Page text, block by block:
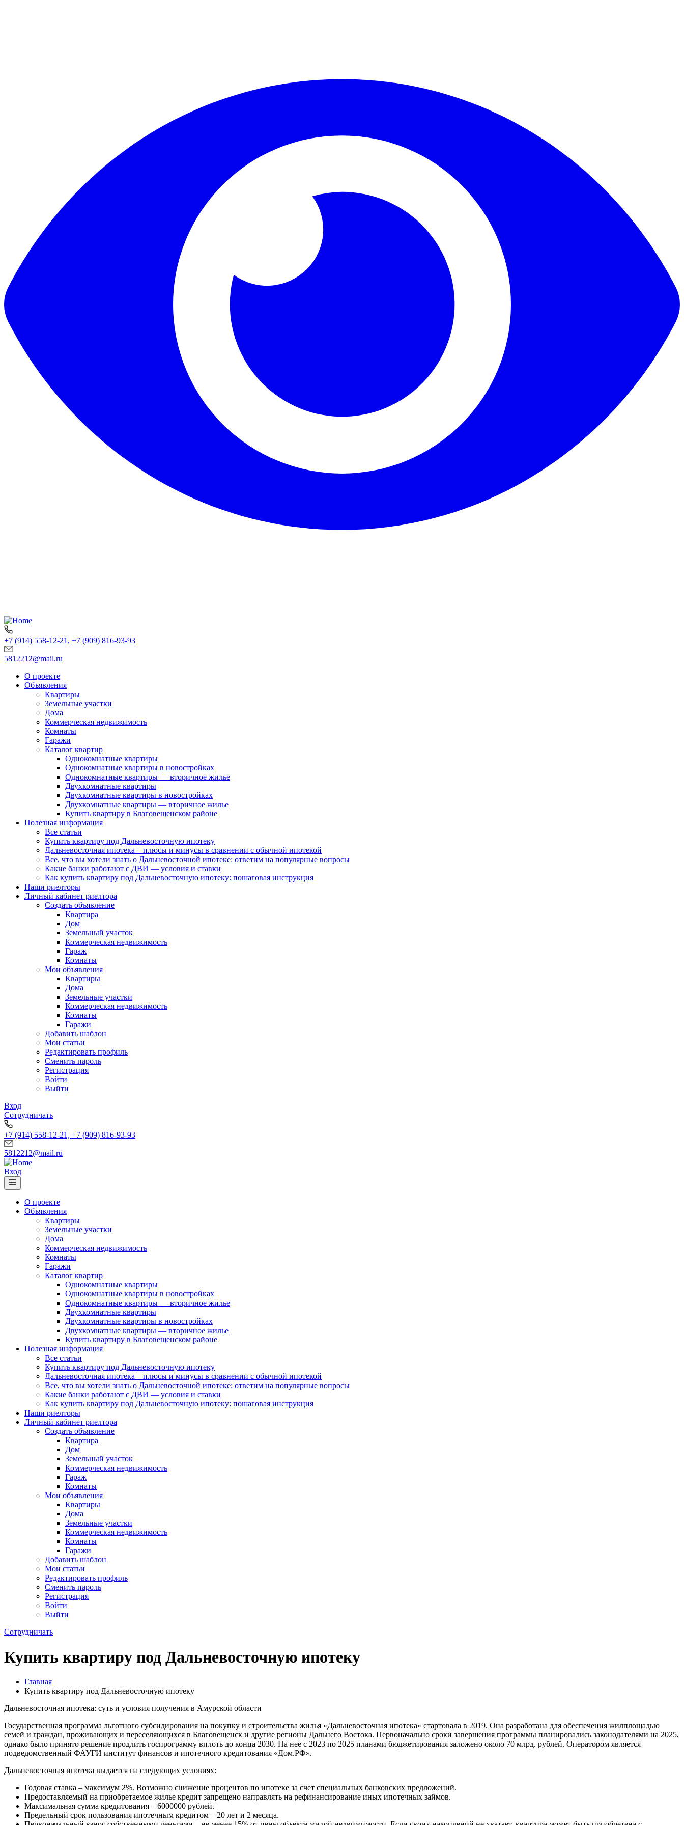
+7 (914) 558-12-21, +7 (909) 816-93-93
5812212@mail.ru
О проекте
Объявления
Квартиры
Земельные участки
Дома
Коммерческая недвижимость
Комнаты
Гаражи
Каталог квартир
Однокомнатные квартиры
Однокомнатные квартиры в новостройках
Однокомнатные квартиры — вторичное жилье
Двухкомнатные квартиры
Двухкомнатные квартиры в новостройках
Двухкомнатные квартиры — вторичное жилье
Купить квартиру в Благовещенском районе
Полезная информация
Все статьи
Купить квартиру под Дальневосточную ипотеку
Дальневосточная ипотека – плюсы и минусы в сравнении с обычной ипотекой
Все, что вы хотели знать о Дальневосточной ипотеке: ответим на популярные вопросы
Какие банки работают с ДВИ — условия и ставки
Как купить квартиру под Дальневосточную ипотеку: пошаговая инструкция
Наши риелторы
Личный кабинет риелтора
Cоздать объявление
Квартира
Дом
Земельный участок
Коммерческая недвижимость
Гараж
Комнаты
Мои объявления
Квартиры
Дома
Земельные участки
Коммерческая недвижимость
Комнаты
Гаражи
Добавить шаблон
Мои статьи
Редактировать профиль
Сменить пароль
Регистрация
Войти
Выйти
Вход
Сотрудничать
+7 (914) 558-12-21, +7 (909) 816-93-93
5812212@mail.ru
Вход
О проекте
Объявления
Квартиры
Земельные участки
Дома
Коммерческая недвижимость
Комнаты
Гаражи
Каталог квартир
Однокомнатные квартиры
Однокомнатные квартиры в новостройках
Однокомнатные квартиры — вторичное жилье
Двухкомнатные квартиры
Двухкомнатные квартиры в новостройках
Двухкомнатные квартиры — вторичное жилье
Купить квартиру в Благовещенском районе
Полезная информация
Все статьи
Купить квартиру под Дальневосточную ипотеку
Дальневосточная ипотека – плюсы и минусы в сравнении с обычной ипотекой
Все, что вы хотели знать о Дальневосточной ипотеке: ответим на популярные вопросы
Какие банки работают с ДВИ — условия и ставки
Как купить квартиру под Дальневосточную ипотеку: пошаговая инструкция
Наши риелторы
Личный кабинет риелтора
Cоздать объявление
Квартира
Дом
Земельный участок
Коммерческая недвижимость
Гараж
Комнаты
Мои объявления
Квартиры
Дома
Земельные участки
Коммерческая недвижимость
Комнаты
Гаражи
Добавить шаблон
Мои статьи
Редактировать профиль
Сменить пароль
Регистрация
Войти
Выйти
Сотрудничать
Купить квартиру под Дальневосточную ипотеку
Главная
Купить квартиру под Дальневосточную ипотеку
Дальневосточная ипотека: суть и условия получения в Амурской области
Государственная программа льготного субсидирования на покупку и строительства жилья «Дальневосточная ипотека» стартовала в 2019. Она разработана для обеспечения жилплощадью
семей и граждан, проживающих и переселяющихся в Благовещенск и другие регионы Дальнего Востока. Первоначально сроки завершения программы планировались законодателями на 2025,
однако было принято решение продлить госпрограмму вплоть до конца 2030. На нее с 2023 по 2025 планами бюджетирования заложено около 70 млрд. рублей. Оператором является
подведомственный ФАУГИ институт финансов и ипотечного кредитования «Дом.РФ».
Дальневосточная ипотека выдается на следующих условиях:
Годовая ставка – максимум 2%. Возможно снижение процентов по ипотеке за счет специальных банковских предложений.
Предоставляемый на приобретаемое жилье кредит запрещено направлять на рефинансирование иных ипотечных займов.
Максимальная сумма кредитования – 6000000 рублей.
Предельный срок пользования ипотечным кредитом – 20 лет и 2 месяца.